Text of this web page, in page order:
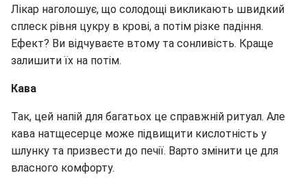
Лікар наголошує, що солодощі викликають швидкий
сплеск рівня цукру в крові, а потім різке падіння.
Ефект? Ви відчуваєте втому та сонливість. Краще
залишити їх на потім.
Кава
Так, цей напій для багатьох це справжній ритуал. Але
кава натщесерце може підвищити кислотність у
шлунку та призвести до печії. Варто змінити це для
власного комфорту.